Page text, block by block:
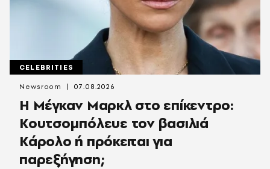
CELEBRITIES
Η Μέγκαν Μαρκλ στο επίκεντρο:
Κουτσομπόλευε τον βασιλιά
Κάρολο ή πρόκειται για
παρεξήγηση;
Newsroom 07.08.2026